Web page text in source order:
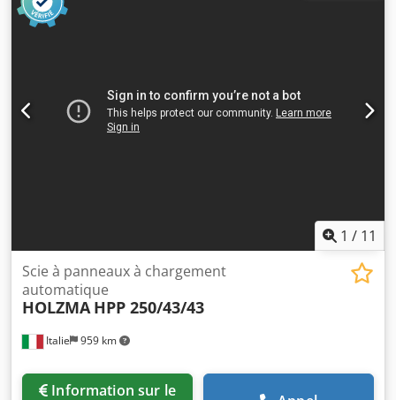
1 / 11
Italie 959 km
Scie à panneaux à chargement
automatique
HOLZMA HPP 250/43/43